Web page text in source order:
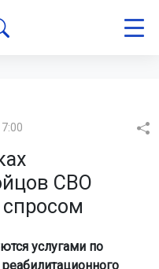
СВО
услугами по